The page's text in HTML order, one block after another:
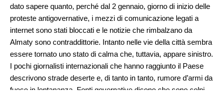
dato sapere quanto, perché dal 2 gennaio, giorno di inizio delle
proteste antigovernative, i mezzi di comunicazione legati a
internet sono stati bloccati e le notizie che rimbalzano da
Almaty sono contraddittorie. Intanto nelle vie della città sembra
essere tornato uno stato di calma che, tuttavia, appare sinistro.
I pochi giornalisti internazionali che hanno raggiunto il Paese
descrivono strade deserte e, di tanto in tanto, rumore d’armi da
fuoco in lontananza. Fonti governative dicono che sono colpi